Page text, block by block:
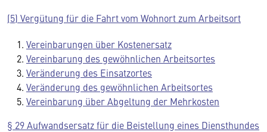
(5) Vergütung für die Fahrt vom Wohnort zum Arbeitsort
Vereinbarungen über Kostenersatz
Vereinbarung des gewöhnlichen Arbeitsortes
Veränderung des Einsatzortes
Veränderung des gewöhnlichen Arbeitsortes
Vereinbarung über Abgeltung der Mehrkosten
§ 29 Aufwandsersatz für die Beistellung eines Diensthundes